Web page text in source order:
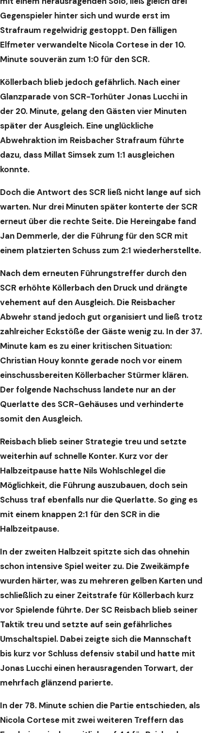
Gegenspieler hinter sich und wurde erst im
Strafraum regelwidrig gestoppt. Den fälligen
Elfmeter verwandelte Nicola Cortese in der 10.
Minute souverän zum 1:0 für den SCR.
Köllerbach blieb jedoch gefährlich. Nach einer
Glanzparade von SCR-Torhüter Jonas Lucchi in
der 20. Minute, gelang den Gästen vier Minuten
später der Ausgleich. Eine unglückliche
Abwehraktion im Reisbacher Strafraum führte
dazu, dass Millat Simsek zum 1:1 ausgleichen
konnte.
Doch die Antwort des SCR ließ nicht lange auf sich
warten. Nur drei Minuten später konterte der SCR
erneut über die rechte Seite. Die Hereingabe fand
Jan Demmerle, der die Führung für den SCR mit
einem platzierten Schuss zum 2:1 wiederherstellte.
Nach dem erneuten Führungstreffer durch den
SCR erhöhte Köllerbach den Druck und drängte
vehement auf den Ausgleich. Die Reisbacher
Abwehr stand jedoch gut organisiert und ließ trotz
zahlreicher Eckstöße der Gäste wenig zu. In der 37.
Minute kam es zu einer kritischen Situation:
Christian Houy konnte gerade noch vor einem
einschussbereiten Köllerbacher Stürmer klären.
Der folgende Nachschuss landete nur an der
Querlatte des SCR-Gehäuses und verhinderte
somit den Ausgleich.
Reisbach blieb seiner Strategie treu und setzte
weiterhin auf schnelle Konter. Kurz vor der
Halbzeitpause hatte Nils Wohlschlegel die
Möglichkeit, die Führung auszubauen, doch sein
Schuss traf ebenfalls nur die Querlatte. So ging es
mit einem knappen 2:1 für den SCR in die
Halbzeitpause.
In der zweiten Halbzeit spitzte sich das ohnehin
schon intensive Spiel weiter zu. Die Zweikämpfe
wurden härter, was zu mehreren gelben Karten und
schließlich zu einer Zeitstrafe für Köllerbach kurz
vor Spielende führte. Der SC Reisbach blieb seiner
Taktik treu und setzte auf sein gefährliches
Umschaltspiel. Dabei zeigte sich die Mannschaft
bis kurz vor Schluss defensiv stabil und hatte mit
Jonas Lucchi einen herausragenden Torwart, der
mehrfach glänzend parierte.
In der 78. Minute schien die Partie entschieden, als
Nicola Cortese mit zwei weiteren Treffern das